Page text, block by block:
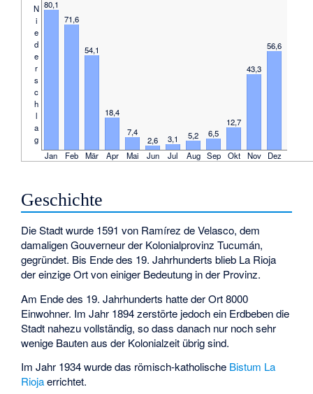
N
i
e
d
e
r
s
c
h
l
a
g
80,1
71,6
54,1
18,4
7,4
2,6 3,1 5,2 6,5
12,7
43,3
56,6
Jan Feb Mär Apr Mai Jun Jul Aug Sep Okt Nov Dez
Geschichte
Die Stadt wurde 1591 von Ramírez de Velasco, dem
damaligen Gouverneur der Kolonialprovinz Tucumán,
gegründet. Bis Ende des 19. Jahrhunderts blieb La Rioja
der einzige Ort von einiger Bedeutung in der Provinz.
Am Ende des 19. Jahrhunderts hatte der Ort 8000
Einwohner. Im Jahr 1894 zerstörte jedoch ein Erdbeben die
Stadt nahezu vollständig, so dass danach nur noch sehr
wenige Bauten aus der Kolonialzeit übrig sind.
Im Jahr 1934 wurde das römisch-katholische Bistum La
Riojaerrichtet.